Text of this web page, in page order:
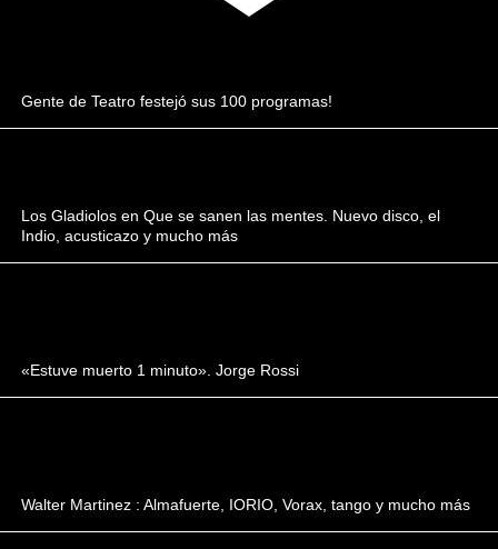
Gente de Teatro festejó sus 100 programas!
Los Gladiolos en Que se sanen las mentes. Nuevo disco, el
Indio, acusticazo y mucho más
«Estuve muerto 1 minuto». Jorge Rossi
Walter Martinez : Almafuerte, IORIO, Vorax, tango y mucho más